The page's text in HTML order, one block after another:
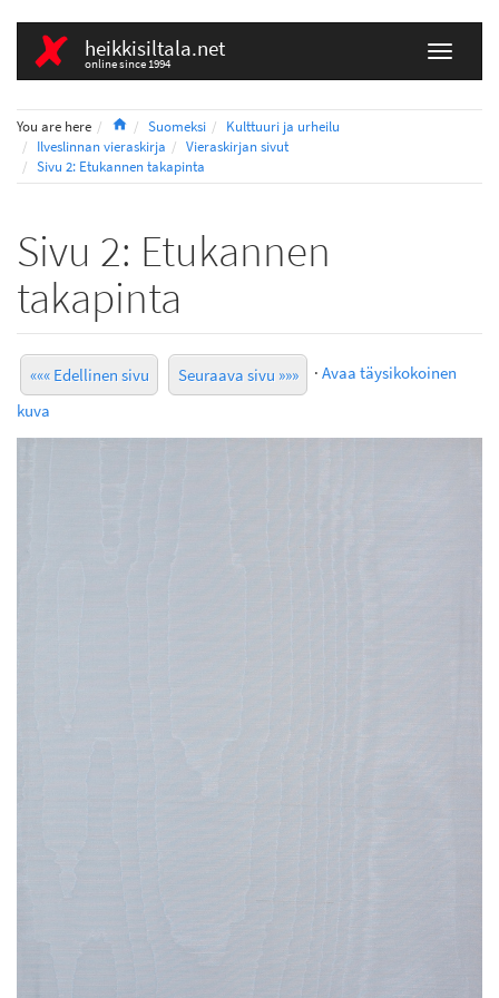
heikkisiltala.net
online since 1994
You are here HomeSuomeksi
Kulttuuri ja urheilu
Ilveslinnan vieraskirja
Vieraskirjan sivut
Sivu 2: Etukannen takapinta
Sivu 2: Etukannen
takapinta
««« Edellinen sivu Seuraava sivu »»» · Avaa täysikokoinen
kuva